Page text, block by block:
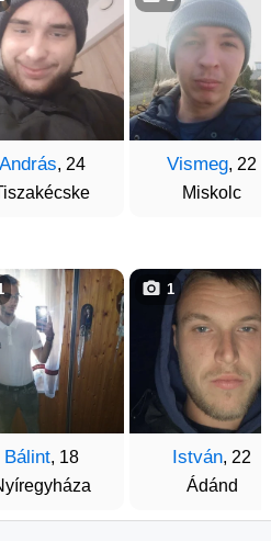
András, 24
Vismeg, 22
Miskolc
Bálint, 18
István, 22
Ádánd
1